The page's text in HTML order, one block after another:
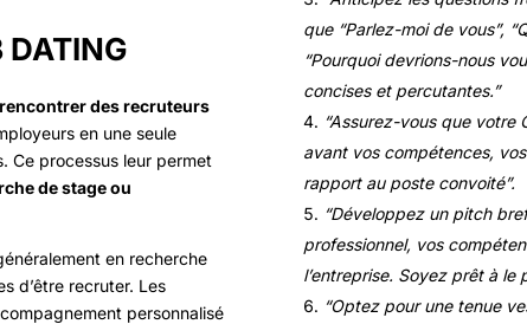
DATING
rencontrer des recruteurs
en une seule
Ce processus leur permet
de stage ou
en recherche
d’être recruter. Les
personnalisé
que “Parlez-moi de vous”,
“Pourquoi devrions-nous
concises et percutantes.”
“Assurez-vous que votre
avant vos compétences,
rapport au poste convoité”.
“Développez un pitch
professionnel, vos
l’entreprise. Soyez prêt à le
“Optez pour une tenue